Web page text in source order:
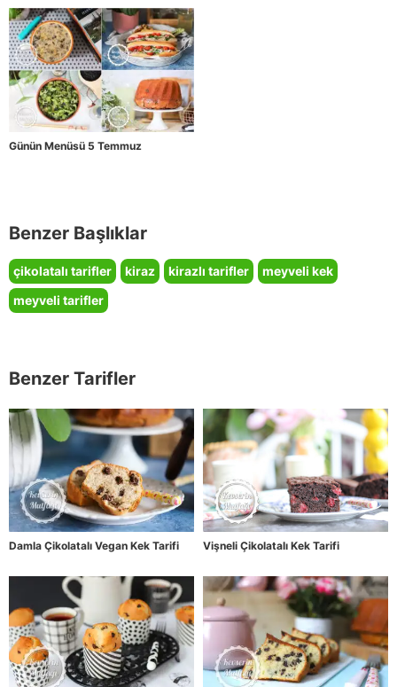
Günün Menüsü 5 Temmuz
Benzer Başlıklar
çikolatalı tarifler kiraz kirazlı tarifler
meyveli kek
meyveli tarifler
Benzer Tarifler
Damla Çikolatalı Vegan Kek Tarifi Vişneli Çikolatalı Kek Tarifi